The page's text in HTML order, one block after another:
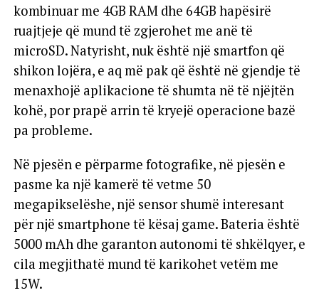
kombinuar me 4GB RAM dhe 64GB hapësirë ​​
ruajtjeje që mund të zgjerohet me anë të
microSD. Natyrisht, nuk është një smartfon që
shikon lojëra, e aq më pak që është në gjendje të
menaxhojë aplikacione të shumta në të njëjtën
kohë, por prapë arrin të kryejë operacione bazë
pa probleme.
Në pjesën e përparme fotografike, në pjesën e
pasme ka një kamerë të vetme 50
megapikselëshe, një sensor shumë interesant
për një smartphone të kësaj game. Bateria është
5000 mAh dhe garanton autonomi të shkëlqyer, e
cila megjithatë mund të karikohet vetëm me
15W.